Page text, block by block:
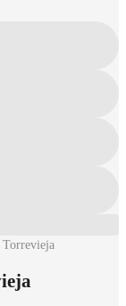
Torrevieja